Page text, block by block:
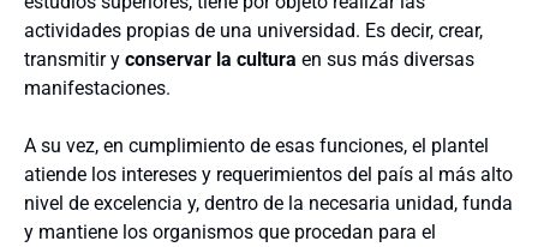
actividades propias de una universidad. Es decir, crear,
transmitir y conservar la cultura en sus más diversas
manifestaciones.
A su vez, en cumplimiento de esas funciones, el plantel
atiende los intereses y requerimientos del país al más alto
nivel de excelencia y, dentro de la necesaria unidad, funda
y mantiene los organismos que procedan para el